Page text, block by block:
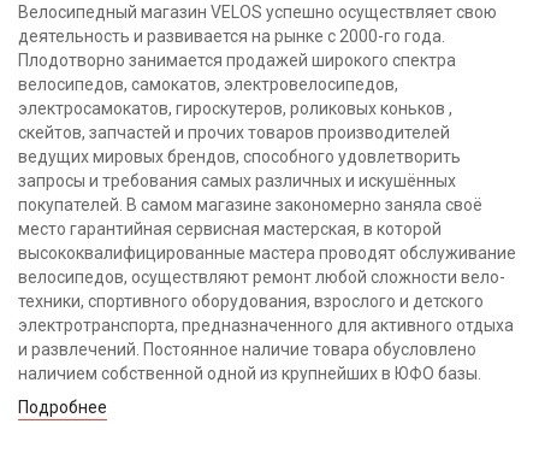
Велосипедный магазин VELOS успешно осуществляет свою
деятельность и развивается на рынке с 2000-го года.
Плодотворно занимается продажей широкого спектра
велосипедов, самокатов, электровелосипедов,
электросамокатов, гироскутеров, роликовых коньков ,
скейтов, запчастей и прочих товаров производителей
ведущих мировых брендов, способного удовлетворить
запросы и требования самых различных и искушённых
покупателей. В самом магазине закономерно заняла своё
место гарантийная сервисная мастерская, в которой
высококвалифицированные мастера проводят обслуживание
велосипедов, осуществляют ремонт любой сложности вело-
техники, спортивного оборудования, взрослого и детского
электротранспорта, предназначенного для активного отдыха
и развлечений. Постоянное наличие товара обусловлено
наличием собственной одной из крупнейших в ЮФО базы.
Подробнее